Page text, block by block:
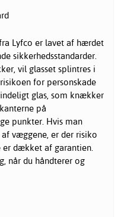
Lyfco er lavet af hærdet
sikkerhedsstandarder.
vil glasset splintres i
for personskade
glas, som knækker
på
punkter. Hvis man
væggene, er der risiko
dækket af garantien.
når du håndterer og